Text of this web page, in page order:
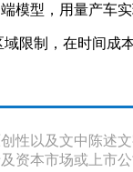
型，用量产车实
限制，在时间成
性以及文中陈述
资本市场或上市